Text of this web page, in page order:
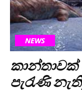
NEWS
කාන්තාවක්
පැරැණි